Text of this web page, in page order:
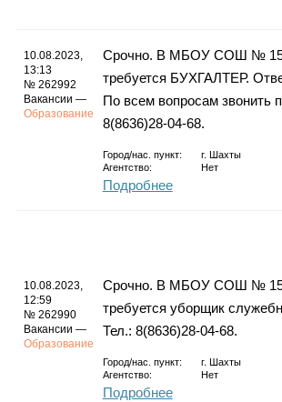
Гороскоп
Карты
10.08.2023,
13:13
№ 262992
Вакансии —
Образование
Срочно. В МБОУ СОШ № 15
требуется БУХГАЛТЕР.
По всем вопросам звонить
8(8636)28-04-68.
Город/нас. пункт: г.
Шахты
Агентство:
Нет
Подробнее
10.08.2023,
12:59
№ 262990
Вакансии —
Образование
Срочно. В МБОУ СОШ № 15
требуется уборщик
Тел.: 8(8636)28-04-68.
Город/нас. пункт: г.
Шахты
Агентство:
Нет
Подробнее